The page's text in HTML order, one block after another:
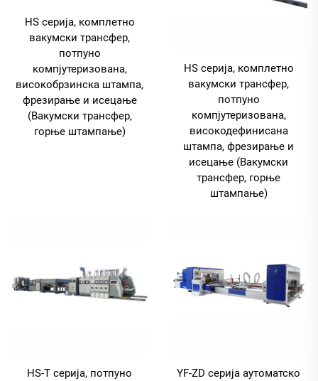
HS серија, комплетно
вакумски трансфер,
потпуно
компјутеризована,
високобрзинска штампа,
фрезирање и исецање
(Вакумски трансфер,
горње штампање)
HS серија, комплетно
вакумски трансфер,
потпуно
компјутеризована,
високодефинисана
штампа, фрезирање и
исецање (Вакумски
трансфер, горње
штампање)
HS-T серија, потпуно
YF-ZD серија аутоматско